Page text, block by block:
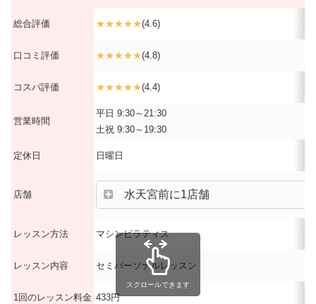
総合評価 ★★★★★(4.6)
口コミ評価 ★★★★★(4.8)
コスパ評価 ★★★★★(4.4)
営業時間
平日 9:30～21:30
土祝 9:30～19:30
定休日 日曜日
店舗 水天宮前に1店舗
レッスン方法 マシンピラティス
レッスン内容 セミパーソナルレッスン
1回のレッスン料金 433円
スクロールできます